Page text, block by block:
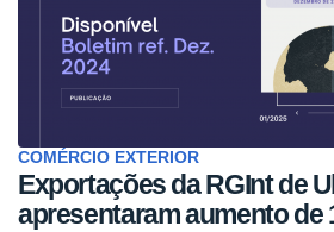
COMÉRCIO EXTERIOR
Exportações da RGInt de
apresentaram aumento de